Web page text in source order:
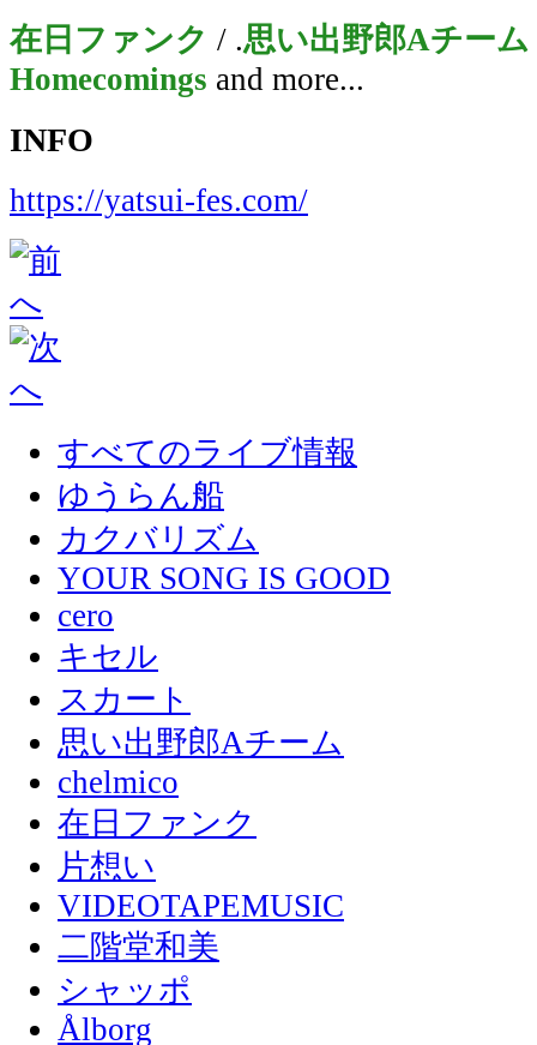
在日ファンク / .思い出野郎Aチーム
Homecomings and more...
INFO
https://yatsui-fes.com/
すべてのライブ情報
ゆうらん船
カクバリズム
YOUR SONG IS GOOD
cero
キセル
スカート
思い出野郎Aチーム
chelmico
在日ファンク
片想い
VIDEOTAPEMUSIC
二階堂和美
シャッポ
Ålborg